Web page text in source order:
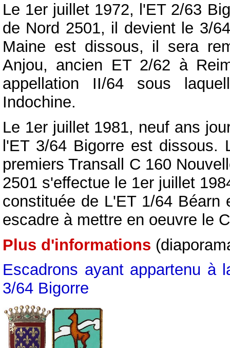
Le 1er juillet 1972, l'ET 2/63
de Nord 2501, il devient le 3/
Maine est dissous, il sera
Anjou, ancien ET 2/62 à
appellation II/64 sous
Indochine.
Le 1er juillet 1981, neuf ans
l'ET 3/64 Bigorre est
premiers Transall C 160
2501 s'effectue le 1er juillet
constituée de L'ET 1/64
escadre à mettre en oeuvre le
Plus d'informations
Escadrons ayant appartenu à
3/64 Bigorre